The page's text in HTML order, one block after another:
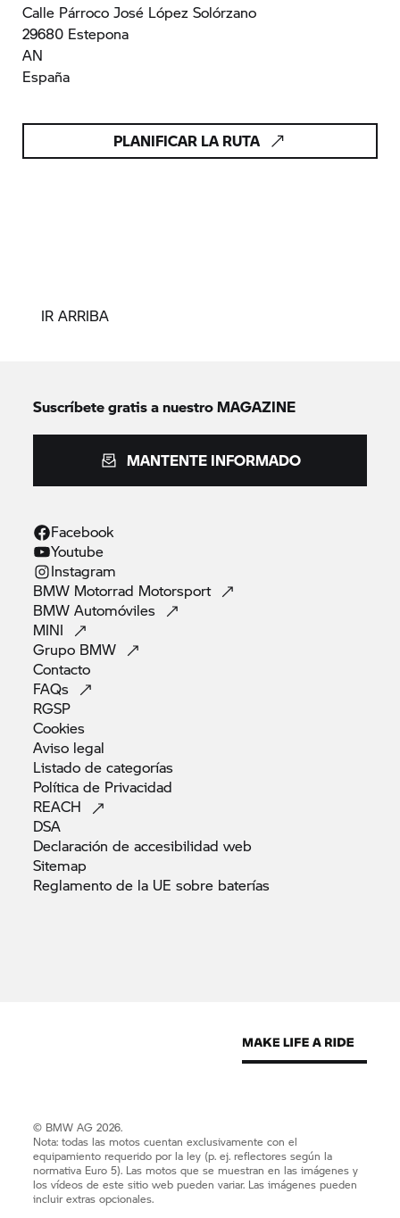
Calle Párroco José López Solórzano
29680 Estepona
AN
España
PLANIFICAR LA RUTA
IR ARRIBA
Suscríbete gratis a nuestro MAGAZINE
MANTENTE INFORMADO
Facebook
Youtube
Instagram
BMW Motorrad Motorsport
BMWAutomóviles
MINI
Grupo BMW
Contacto
FAQs
RGSP
Cookies
Aviso legal
Listado decategorías
Política de Privacidad
REACH
DSA
Declaración de accesibilidadweb
Sitemap
Reglamento de la UE sobre baterías
© BMW AG 2026.
Nota: todas las motos cuentan exclusivamente con el
equipamiento requerido por la ley (p. ej. reflectores según la
normativa Euro 5). Las motos que se muestran en las imágenes y
los vídeos de este sitio web pueden variar. Las imágenes pueden
incluir extras opcionales.